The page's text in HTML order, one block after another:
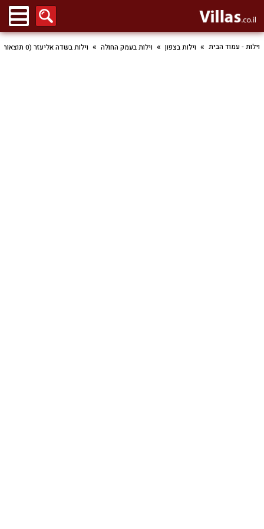
וילות - עמוד הבית וילות בצפון וילות בעמק החולה וילות בשדה אליעזר (0 תוצאות)